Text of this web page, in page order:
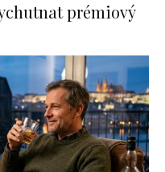
prémiový